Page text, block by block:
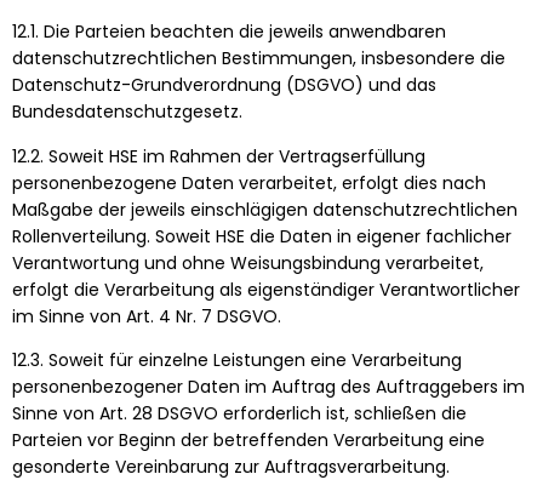
12.1. Die Parteien beachten die jeweils anwendbaren
datenschutzrechtlichen Bestimmungen, insbesondere die
Datenschutz-Grundverordnung (DSGVO) und das
Bundesdatenschutzgesetz.
12.2. Soweit HSE im Rahmen der Vertragserfüllung
personenbezogene Daten verarbeitet, erfolgt dies nach
Maßgabe der jeweils einschlägigen datenschutzrechtlichen
Rollenverteilung. Soweit HSE die Daten in eigener fachlicher
Verantwortung und ohne Weisungsbindung verarbeitet,
erfolgt die Verarbeitung als eigenständiger Verantwortlicher
im Sinne von Art. 4 Nr. 7 DSGVO.
12.3. Soweit für einzelne Leistungen eine Verarbeitung
personenbezogener Daten im Auftrag des Auftraggebers im
Sinne von Art. 28 DSGVO erforderlich ist, schließen die
Parteien vor Beginn der betreffenden Verarbeitung eine
gesonderte Vereinbarung zur Auftragsverarbeitung.